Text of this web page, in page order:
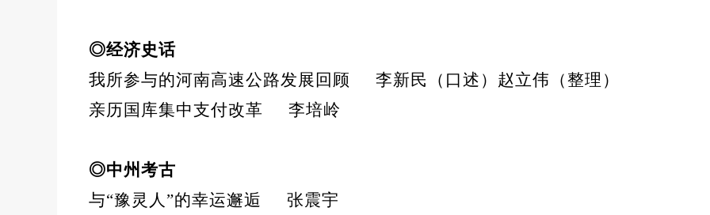
◎经济史话
我所参与的河南高速公路发展回顾
李新民（口述）赵立伟（整理）
亲历国库集中支付改革
李培岭
◎中州考古
与“豫灵人”的幸运邂逅 张震宇